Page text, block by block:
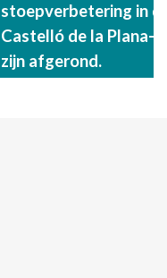
stoepverbetering in
Castelló de la Plana-
zijn afgerond.